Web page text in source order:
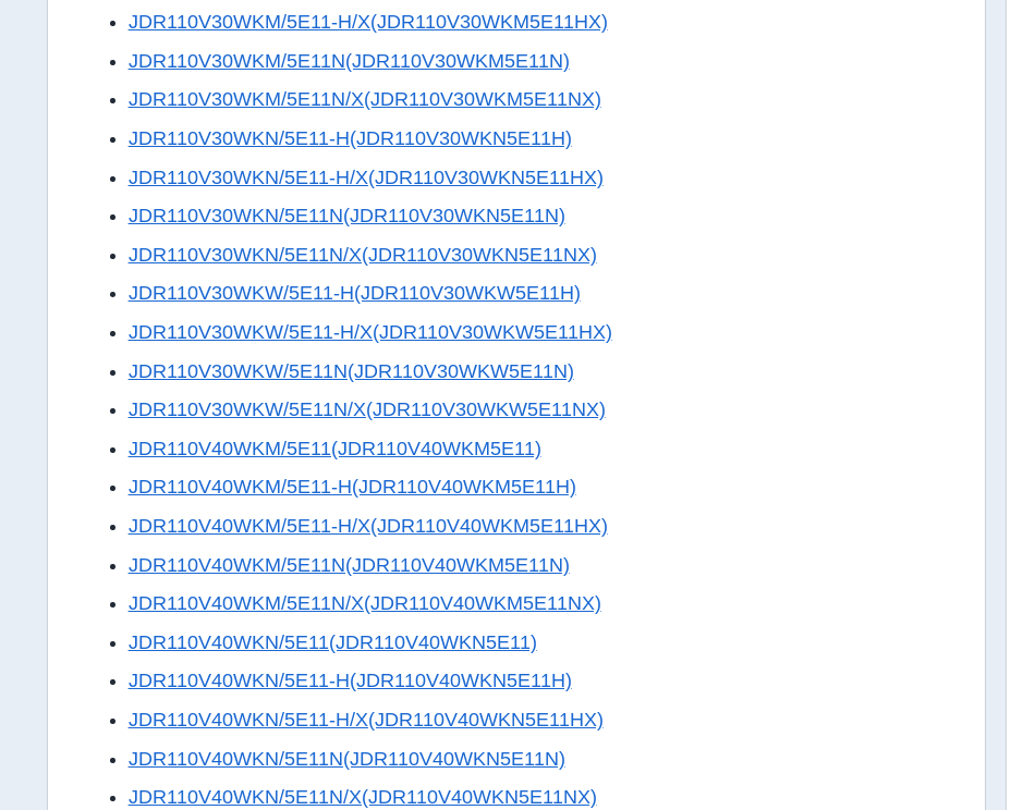
JDR110V30WKM/5E11-H/X(JDR110V30WKM5E11HX)
JDR110V30WKM/5E11N(JDR110V30WKM5E11N)
JDR110V30WKM/5E11N/X(JDR110V30WKM5E11NX)
JDR110V30WKN/5E11-H(JDR110V30WKN5E11H)
JDR110V30WKN/5E11-H/X(JDR110V30WKN5E11HX)
JDR110V30WKN/5E11N(JDR110V30WKN5E11N)
JDR110V30WKN/5E11N/X(JDR110V30WKN5E11NX)
JDR110V30WKW/5E11-H(JDR110V30WKW5E11H)
JDR110V30WKW/5E11-H/X(JDR110V30WKW5E11HX)
JDR110V30WKW/5E11N(JDR110V30WKW5E11N)
JDR110V30WKW/5E11N/X(JDR110V30WKW5E11NX)
JDR110V40WKM/5E11(JDR110V40WKM5E11)
JDR110V40WKM/5E11-H(JDR110V40WKM5E11H)
JDR110V40WKM/5E11-H/X(JDR110V40WKM5E11HX)
JDR110V40WKM/5E11N(JDR110V40WKM5E11N)
JDR110V40WKM/5E11N/X(JDR110V40WKM5E11NX)
JDR110V40WKN/5E11(JDR110V40WKN5E11)
JDR110V40WKN/5E11-H(JDR110V40WKN5E11H)
JDR110V40WKN/5E11-H/X(JDR110V40WKN5E11HX)
JDR110V40WKN/5E11N(JDR110V40WKN5E11N)
JDR110V40WKN/5E11N/X(JDR110V40WKN5E11NX)